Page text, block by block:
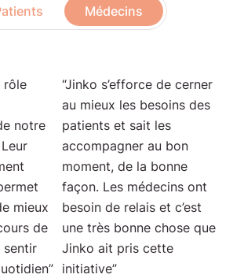
Médecins
rôle
notre
mieux
de
sentir
“Jinko s’efforce de cerner
au mieux les besoins des
patients et sait les
accompagner au bon
moment, de la bonne
façon. Les médecins ont
besoin de relais et c’est
une très bonne chose que
Jinko ait pris cette
initiative”